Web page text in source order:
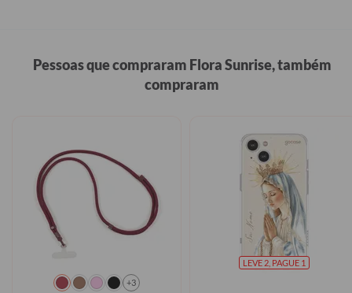
Pessoas que compraram Flora Sunrise, também
compraram
+3
LEVE 2, PAGUE 1